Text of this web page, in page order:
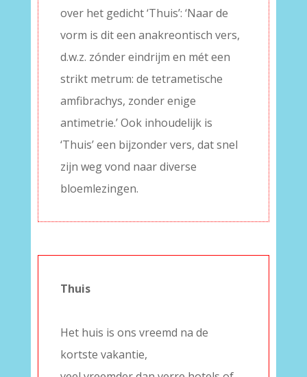
over het gedicht ‘Thuis’: ‘Naar de
vorm is dit een anakreontisch vers,
d.w.z. zónder eindrijm en mét een
strikt metrum: de tetrametische
amfibrachys, zonder enige
antimetrie.’ Ook inhoudelijk is
‘Thuis’ een bijzonder vers, dat snel
zijn weg vond naar diverse
bloemlezingen.
Thuis
Het huis is ons vreemd na de
kortste vakantie,